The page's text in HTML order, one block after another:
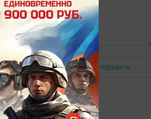
Авторизоваться Отправить